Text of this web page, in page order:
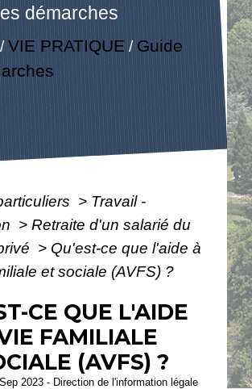
démarches
/VIE PRATIQUE / Guide
> Travail -
> Retraite d'un salarié du
> Qu'est-ce que l'aide à
et sociale (AVFS) ?
CE QUE L'AIDE
FAMILIALE
(AVFS) ?
2023 - Direction de l'information légale